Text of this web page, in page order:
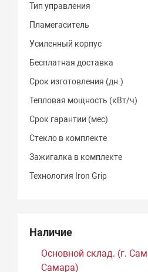
Тип управления
Пламегаситель
Усиленный корпус
Бесплатная доставка
Срок изготовления (дн.)
Тепловая мощность (кВт/ч)
Срок гарантии (мес)
Стекло в комплекте
Зажигалка в комплекте
Технология Iron Grip
Наличие
Основной склад. (г.
Самара)